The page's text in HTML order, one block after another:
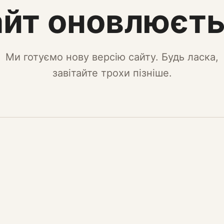
Ми готуємо нову версію сайту. Будь ласка,
завітайте трохи пізніше.